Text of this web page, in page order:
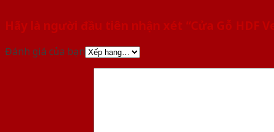
Hãy là người đầu tiên nhận xét “Cửa Gỗ HDF
Đánh giá của bạn